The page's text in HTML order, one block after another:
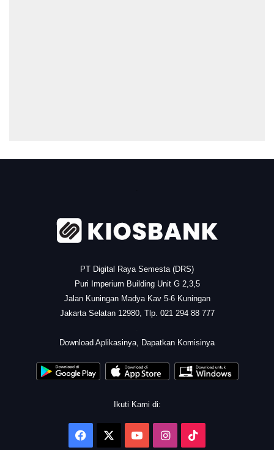
PT Digital Raya Semesta (DRS)
Puri Imperium Building Unit G 2,3,5
Jalan Kuningan Madya Kav 5-6 Kuningan
Jakarta Selatan 12980, Tlp. 021 294 88 777
Download Aplikasinya, Dapatkan Komisinya
Ikuti Kami di:
Facebook YouTubeInstagram